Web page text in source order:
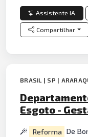
Assistente IA
Compartilhar
BRASIL | SP |
Esgoto -
Reforma De